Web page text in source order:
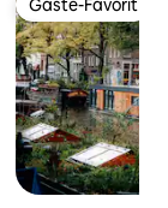
Gäste-Favorit
Gäste-Favorit